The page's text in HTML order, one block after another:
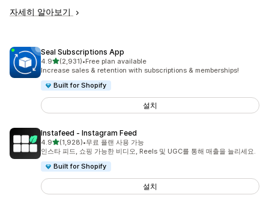
자세히 알아보기
Seal Subscriptions App
4.9별 5개 중
(2,931)
총 리뷰 2931개
•Free plan available
Increase sales & retention with subscriptions & memberships!
Built for Shopify
설치
Instafeed ‑ Instagram Feed
4.9별 5개 중
(1,928)
총 리뷰 1928개
•무료 플랜 사용 가능
인스타 피드, 쇼핑 가능한 비디오, Reels 및 UGC를 통해 매출을 늘리세요.
Built for Shopify
설치